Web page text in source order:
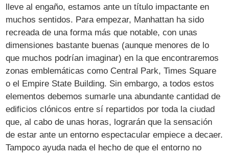
lleve al engaño, estamos ante un título impactante en
muchos sentidos. Para empezar, Manhattan ha sido
recreada de una forma más que notable, con unas
dimensiones bastante buenas (aunque menores de lo
que muchos podrían imaginar) en la que encontraremos
zonas emblemáticas como Central Park, Times Square
o el Empire State Building. Sin embargo, a todos estos
elementos debemos sumarle una abundante cantidad de
edificios clónicos entre sí repartidos por toda la ciudad
que, al cabo de unas horas, lograrán que la sensación
de estar ante un entorno espectacular empiece a decaer.
Tampoco ayuda nada el hecho de que el entorno no